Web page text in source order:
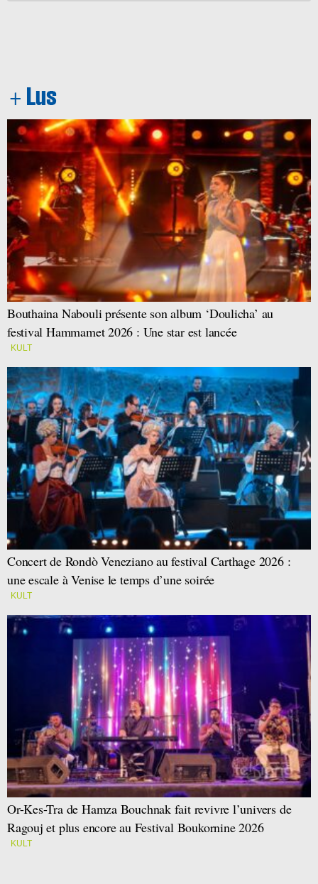
Bouthaina Nabouli présente son album ‘Doulicha’ au
festival Hammamet 2026 : Une star est lancée
KULT
Concert de Rondò Veneziano au festival Carthage 2026 :
une escale à Venise le temps d’une soirée
KULT
Or-Kes-Tra de Hamza Bouchnak fait revivre l’univers de
Ragouj et plus encore au Festival Boukornine 2026
KULT